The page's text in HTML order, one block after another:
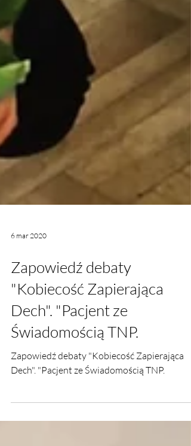
6 mar 2020
Zapowiedź debaty
"Kobiecość Zapierająca
Dech". "Pacjent ze
Świadomością TNP.